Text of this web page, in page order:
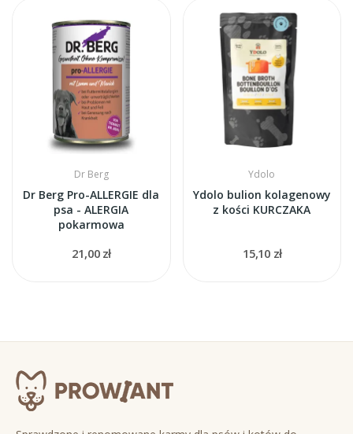
Dr Berg
Dr Berg Pro-ALLERGIE dla
psa - ALERGIA
pokarmowa
21,00 zł
Ydolo
Ydolo bulion kolagenowy
z kości KURCZAKA
15,10 zł